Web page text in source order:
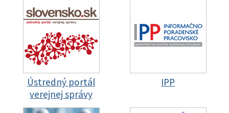
Ústredný portál
verejnej správy
IPP